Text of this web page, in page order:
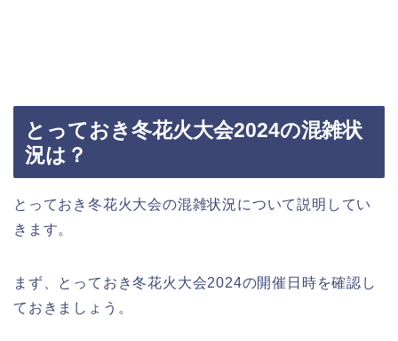
とっておき冬花火大会2024の混雑状
況は？
とっておき冬花火大会の混雑状況について説明してい
きます。
まず、とっておき冬花火大会2024の開催日時を確認し
ておきましょう。